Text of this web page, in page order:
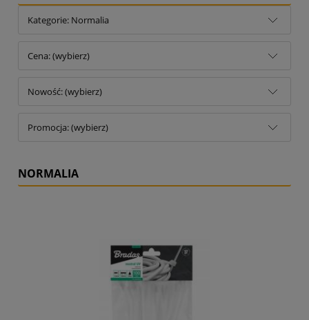
Kategorie: Normalia
Cena: (wybierz)
Nowość: (wybierz)
Promocja: (wybierz)
NORMALIA